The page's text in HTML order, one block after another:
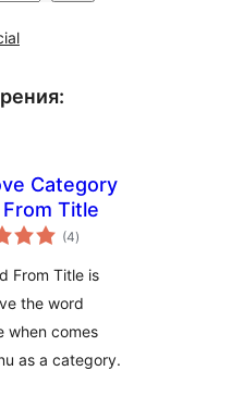
Category
Title
(4общо
оценки
)
From Title is
the word
when comes
as a category.